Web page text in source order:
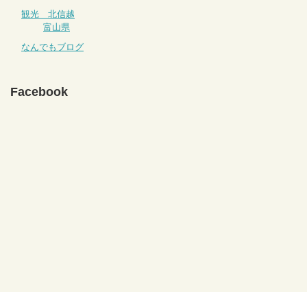
観光 北信越
富山県
なんでもブログ
Facebook